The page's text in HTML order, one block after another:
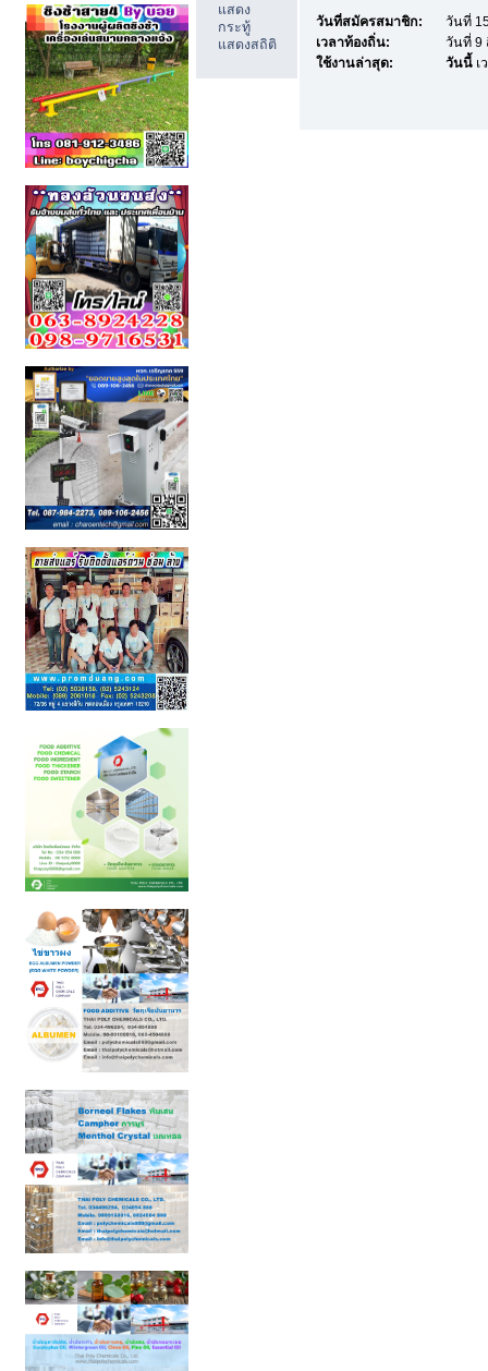
แสดง
กระทู้
แสดงสถิติ
วันที่สมัครสมาชิก:
วันที่
เวลาท้องถิ่น:
วันที่ 9
ใช้งานล่าสุด:
วันนี้เ